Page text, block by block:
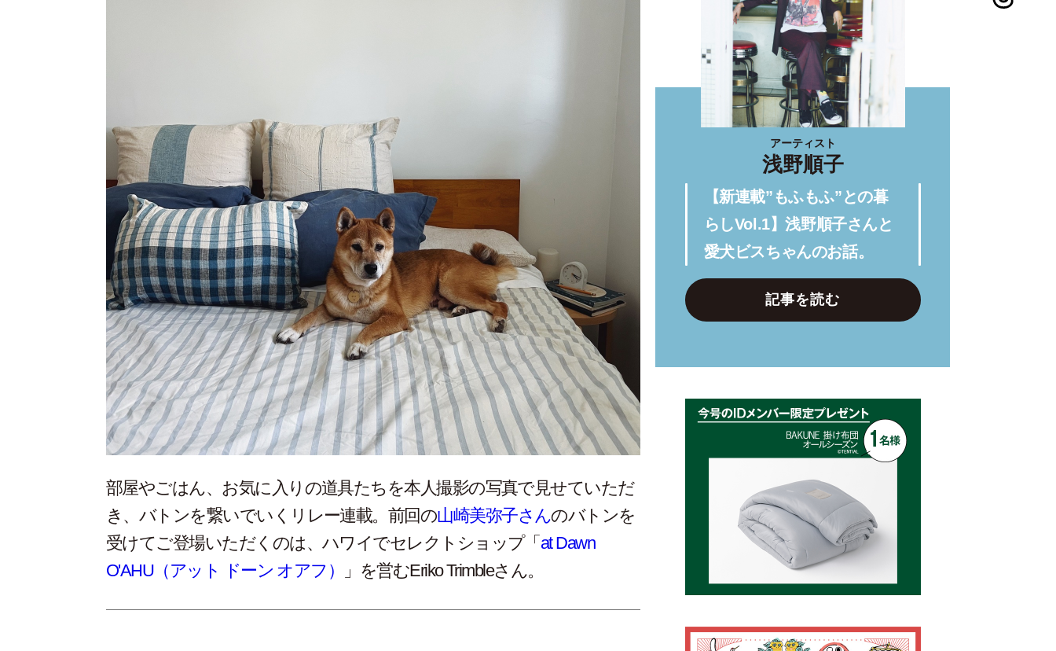
部屋やごはん、お気に入りの道具たちを本人撮影の写真で見せていただ
き、バトンを繋いでいくリレー連載。前回の山崎美弥子さんのバトンを
受けてご登場いただくのは、ハワイでセレクトショップ「 at Dawn
O'AHU（アット ドーン オアフ）
」を営むEriko Trimbleさん。
アーティスト
浅野順子
【新連載”もふもふ”との暮
らしVol.1】浅野順子さんと
愛犬ビスちゃんのお話。
記事を読む